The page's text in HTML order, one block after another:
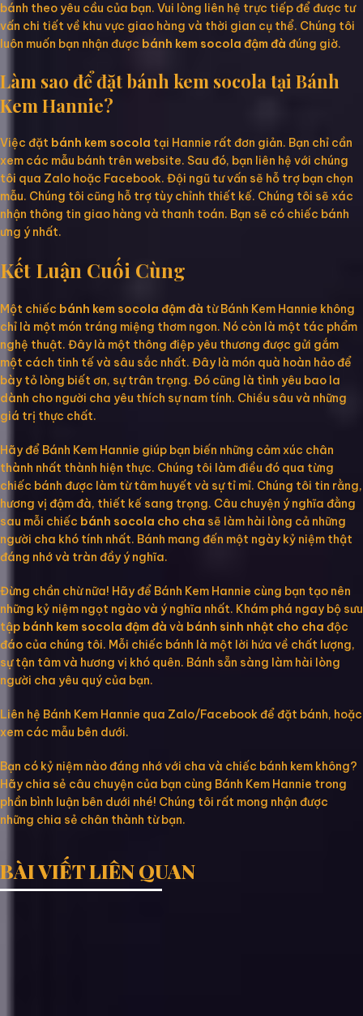
bánh theo yêu cầu của bạn. Vui lòng liên hệ trực tiếp để được tư
vấn chi tiết về khu vực giao hàng và thời gian cụ thể. Chúng tôi
luôn muốn bạn nhận được bánh kem socola đậm đà đúng giờ.
Làm sao để đặt bánh kem socola tại Bánh
Kem Hannie?
Việc đặt bánh kem socola tại Hannie rất đơn giản. Bạn chỉ cần
xem các mẫu bánh trên website. Sau đó, bạn liên hệ với chúng
tôi qua Zalo hoặc Facebook. Đội ngũ tư vấn sẽ hỗ trợ bạn chọn
mẫu. Chúng tôi cũng hỗ trợ tùy chỉnh thiết kế. Chúng tôi sẽ xác
nhận thông tin giao hàng và thanh toán. Bạn sẽ có chiếc bánh
ưng ý nhất.
Kết Luận Cuối Cùng
Một chiếc bánh kem socola đậm đà từ Bánh Kem Hannie không
chỉ là một món tráng miệng thơm ngon. Nó còn là một tác phẩm
nghệ thuật. Đây là một thông điệp yêu thương được gửi gắm
một cách tinh tế và sâu sắc nhất. Đây là món quà hoàn hảo để
bày tỏ lòng biết ơn, sự trân trọng. Đó cũng là tình yêu bao la
dành cho người cha yêu thích sự nam tính. Chiều sâu và những
giá trị thực chất.
Hãy để Bánh Kem Hannie giúp bạn biến những cảm xúc chân
thành nhất thành hiện thực. Chúng tôi làm điều đó qua từng
chiếc bánh được làm từ tâm huyết và sự tỉ mỉ. Chúng tôi tin rằng,
hương vị đậm đà, thiết kế sang trọng. Câu chuyện ý nghĩa đằng
sau mỗi chiếc bánh socola cho cha sẽ làm hài lòng cả những
người cha khó tính nhất. Bánh mang đến một ngày kỷ niệm thật
đáng nhớ và tràn đầy ý nghĩa.
Đừng chần chừ nữa! Hãy để Bánh Kem Hannie cùng bạn tạo nên
những kỷ niệm ngọt ngào và ý nghĩa nhất. Khám phá ngay bộ sưu
tập bánh kem socola đậm đà và bánh sinh nhật cho cha độc
đáo của chúng tôi. Mỗi chiếc bánh là một lời hứa về chất lượng,
sự tận tâm và hương vị khó quên. Bánh sẵn sàng làm hài lòng
người cha yêu quý của bạn.
Liên hệ Bánh Kem Hannie qua Zalo/Facebook để đặt bánh, hoặc
xem các mẫu bên dưới.
Bạn có kỷ niệm nào đáng nhớ với cha và chiếc bánh kem không?
Hãy chia sẻ câu chuyện của bạn cùng Bánh Kem Hannie trong
phần bình luận bên dưới nhé! Chúng tôi rất mong nhận được
những chia sẻ chân thành từ bạn.
BÀI VIẾT LIÊN QUAN